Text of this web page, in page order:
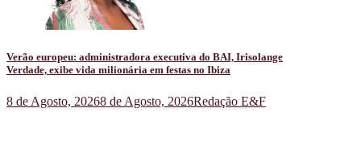
Verão europeu: administradora executiva do BAI, Irisolange
Verdade, exibe vida milionária em festas no Ibiza
8 de Agosto, 20268 de Agosto, 2026Redação E&F